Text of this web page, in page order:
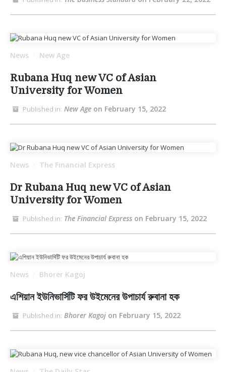
News New Age
Rubana Huq new VC of Asian
University for Women
Published in: New Age on February 15, 2022
News The Financial Express
Dr Rubana Huq new VC of Asian
University for Women
Published in: The Financial Express on February 15, 2022
News Bhorer Kagoj
এশিয়ান ইউনিভার্সিটি ফর উইমেনের উপাচার্য রুবানা হক
Published in: Bhorer Kagoj on February 15, 2022